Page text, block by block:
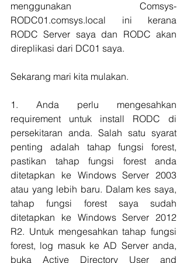
menggunakan Comsys-
RODC01.comsys.local ini kerana
RODC Server saya dan RODC akan
direplikasi dari DC01 saya.
Sekarang mari kita mulakan.
1. Anda perlu mengesahkan
requirement untuk install RODC di
persekitaran anda. Salah satu syarat
penting adalah tahap fungsi forest,
pastikan tahap fungsi forest anda
ditetapkan ke Windows Server 2003
atau yang lebih baru. Dalam kes saya,
tahap fungsi forest saya sudah
ditetapkan ke Windows Server 2012
R2. Untuk mengesahkan tahap fungsi
forest, log masuk ke AD Server anda,
buka Active Directory User and